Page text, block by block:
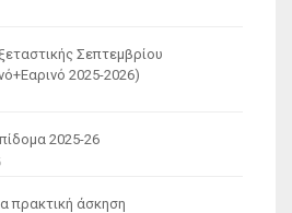
Σεπτεμβρίου
2025-2026)
2025-26
πρακτική άσκηση